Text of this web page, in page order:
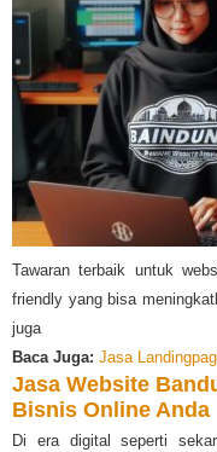
Tawaran terbaik untuk
friendly yang bisa
juga
Baca Juga: Jasa
Jasa Website
Bisnis Online Anda
Di era digital seperti